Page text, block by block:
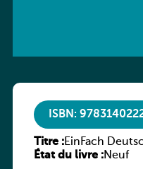
ISBN:
Titre :EinFach
deutschen
État du livre :Neuf